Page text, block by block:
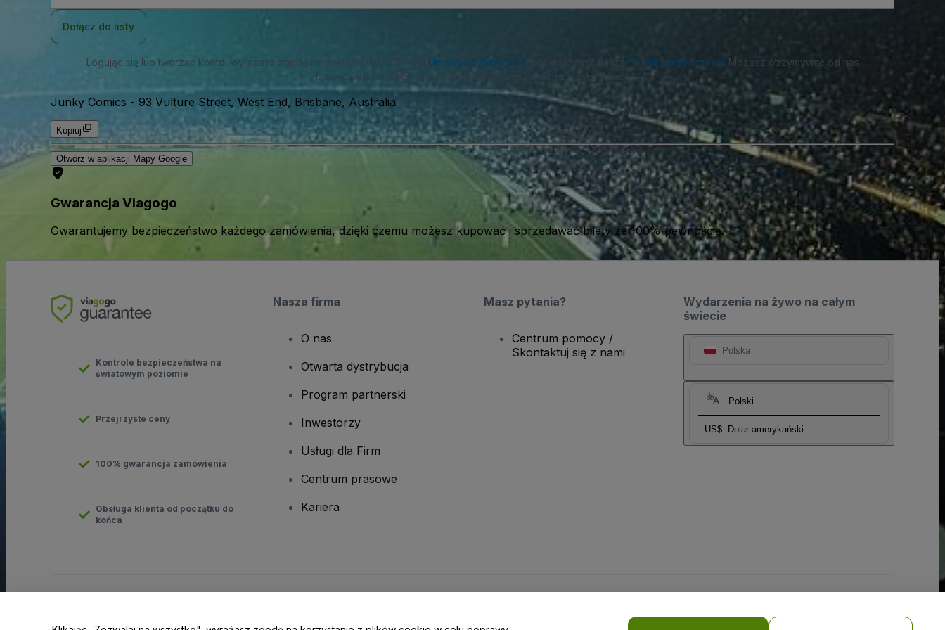
Dołącz do listy
Logując się lub tworząc konto, wyrażasz zgodę na postanowienia naszej Umowy użytkownika i potwierdzasz naszą Politykę prywatności . Możesz otrzymywać od nas
powiadomienia SMS i w każdej chwili możesz z nich zrezygnować.
Junky Comics - 93 Vulture Street, West End, Brisbane, Australia
Kopiuj
Otwórz w aplikacji Mapy Google
Gwarancja Viagogo
Gwarantujemy bezpieczeństwo każdego zamówienia, dzięki czemu możesz kupować i sprzedawać bilety ze 100% pewnością.
Wydarzenia na żywo na całym
świecie
Polska
Polski
US$ Dolar amerykański
Kontrole bezpieczeństwa na
światowym poziomie
Przejrzyste ceny
100% gwarancja zamówienia
Obsługa klienta od początku do
końca
Nasza firma
O nas
Otwarta dystrybucja
Program partnerski
Inwestorzy
Usługi dla Firm
Centrum prasowe
Kariera
Masz pytania?
Centrum pomocy /
Skontaktuj się z nami
Polityki prywatności w przypadku urządzeń mobilnych